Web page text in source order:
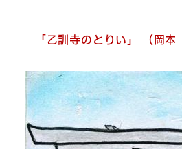
「乙訓寺のとりい」 （岡本